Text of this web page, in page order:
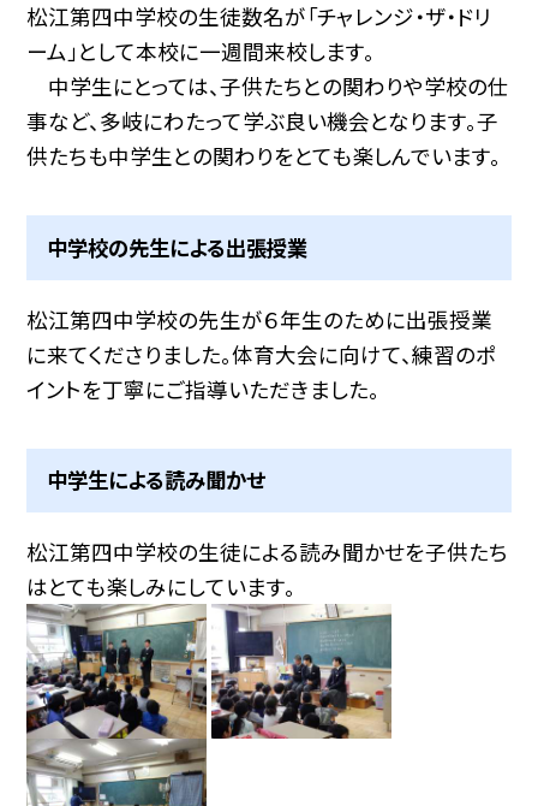
松江第四中学校の生徒数名が「チャレンジ・ザ・ドリ
ーム」として本校に一週間来校します。
中学生にとっては、子供たちとの関わりや学校の仕
事など、多岐にわたって学ぶ良い機会となります。子
供たちも中学生との関わりをとても楽しんでいます。
中学校の先生による出張授業
松江第四中学校の先生が６年生のために出張授業
に来てくださりました。体育大会に向けて、練習のポ
イントを丁寧にご指導いただきました。
中学生による読み聞かせ
松江第四中学校の生徒による読み聞かせを子供たち
はとても楽しみにしています。